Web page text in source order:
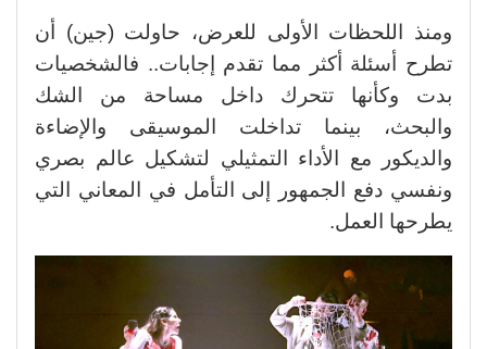
ومنذ اللحظات الأولى للعرض، حاولت (جين) أن
تطرح أسئلة أكثر مما تقدم إجابات.. فالشخصيات
بدت وكأنها تتحرك داخل مساحة من الشك
والبحث، بينما تداخلت الموسيقى والإضاءة
والديكور مع الأداء التمثيلي لتشكيل عالم بصري
ونفسي دفع الجمهور إلى التأمل في المعاني التي
يطرحها العمل.